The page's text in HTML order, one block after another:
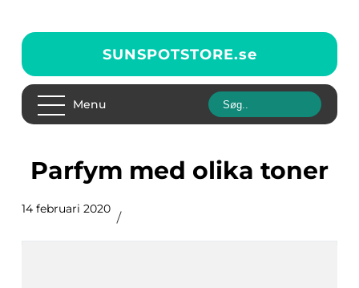
SUNSPOTSTORE.se
Menu
Parfym med olika toner
14 februari 2020